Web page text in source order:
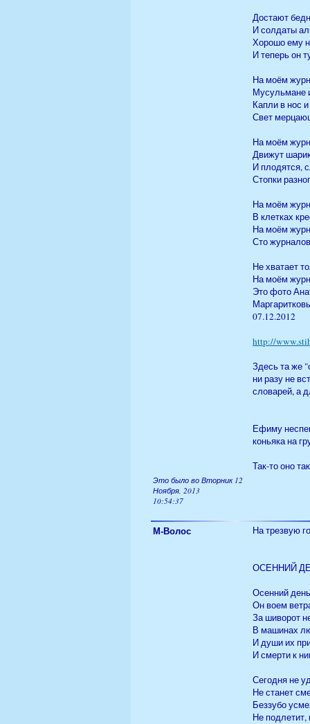
Достают
И солдаты
Хорошо ему
И теперь он
На моём
Мусульмане
Капли в нос
Свет
На моём
Движут
И плодятся,
Стопки
На моём
В клетках
На моём
Сто
Не хватает
На моём
Это фото
07.12.2012
http://
Здесь та же
ни разу не
словарей, а
Ефиму
коньяка на
Так-то оно
Это было во Вторник 12
Ноября, 2013
10:54:37
М-Волос На трезвую
ОСЕННИЙ
Осенний
Он воем
За шиворот
В машинах
И души их
И смерти к
Сегодня не
Не станет
Беззубо
Не подлетит,